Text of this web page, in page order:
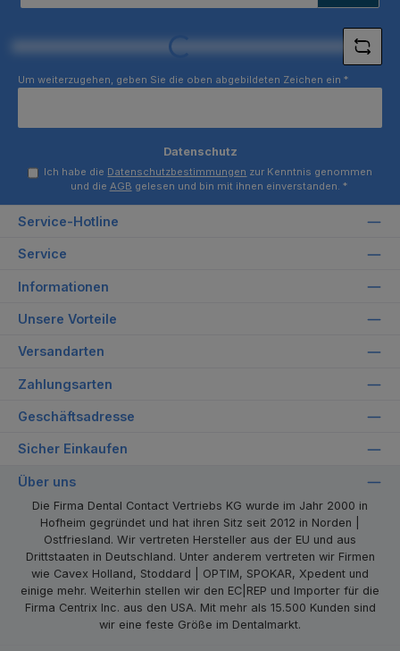
Loading...
Um weiterzugehen, geben Sie die oben abgebildeten Zeichen ein *
Datenschutz
Ich habe die Datenschutzbestimmungen zur Kenntnis genommen
und die AGB gelesen und bin mit ihnen einverstanden. *
Service-Hotline
Service
Informationen
Unsere Vorteile
Versandarten
Zahlungsarten
Geschäftsadresse
Sicher Einkaufen
Über uns
Die Firma Dental Contact Vertriebs KG wurde im Jahr 2000 in
Hofheim gegründet und hat ihren Sitz seit 2012 in Norden |
Ostfriesland. Wir vertreten Hersteller aus der EU und aus
Drittstaaten in Deutschland. Unter anderem vertreten wir Firmen
wie Cavex Holland, Stoddard | OPTIM, SPOKAR, Xpedent und
einige mehr. Weiterhin stellen wir den EC|REP und Importer für die
Firma Centrix Inc. aus den USA. Mit mehr als 15.500 Kunden sind
wir eine feste Größe im Dentalmarkt.